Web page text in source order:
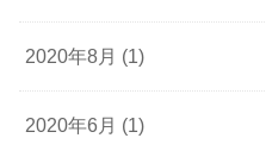
2020年8月 (1)
2020年6月 (1)